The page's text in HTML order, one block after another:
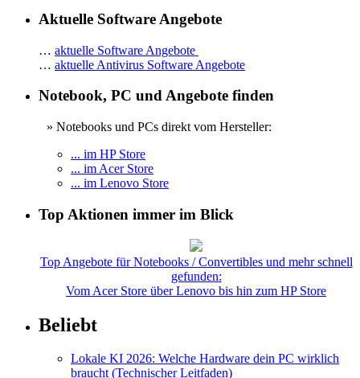
Aktuelle Software Angebote
… aktuelle Software Angebote
… aktuelle Antivirus Software Angebote
Notebook, PC und Angebote finden
» Notebooks und PCs direkt vom Hersteller:
... im HP Store
... im Acer Store
... im Lenovo Store
Top Aktionen immer im Blick
Top Angebote für Notebooks / Convertibles und mehr schnell
gefunden:
Vom Acer Store über Lenovo bis hin zum HP Store
Beliebt
Lokale KI 2026: Welche Hardware dein PC wirklich
braucht (Technischer Leitfaden)